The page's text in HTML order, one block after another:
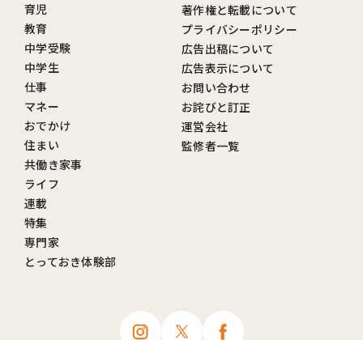
育児
教育
中学受験
中学生
仕事
マネー
おでかけ
住まい
共働き家事
ライフ
連載
特集
専門家
とっておき体験部
著作権と転載について
プライバシーポリシー
広告出稿について
広告表示について
お問い合わせ
お詫びと訂正
運営会社
監修者一覧